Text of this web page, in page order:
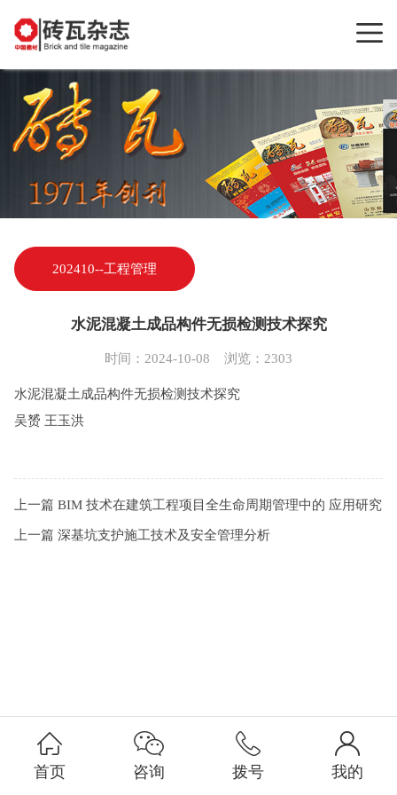
202410--工程管理
水泥混凝土成品构件无损检测技术探究
时间：2024-10-08 浏览：2303
水泥混凝土成品构件无损检测技术探究
吴赟 王玉洪
上一篇 BIM 技术在建筑工程项目全生命周期管理中的 应用研究
上一篇 深基坑支护施工技术及安全管理分析
首页 咨询 拨号 我的